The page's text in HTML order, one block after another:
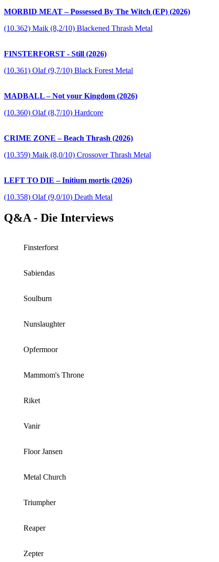
MORBID MEAT – Possessed By The Witch (EP) (2026)
(10.362) Maik (8,2/10) Blackened Thrash Metal
FINSTERFORST - Still (2026)
(10.361) Olaf (9,7/10) Black Forest Metal
MADBALL – Not your Kingdom (2026)
(10.360) Olaf (8,7/10) Hardcore
CRIME ZONE – Beach Thrash (2026)
(10.359) Maik (8,0/10) Crossover Thrash Metal
LEFT TO DIE – Initium mortis (2026)
(10.358) Olaf (9,0/10) Death Metal
Q&A - Die Interviews
Finsterforst
Sabiendas
Soulburn
Nunslaughter
Opfermoor
Mammom's Throne
Riket
Vanir
Floor Jansen
Metal Church
Triumpher
Reaper
Zepter